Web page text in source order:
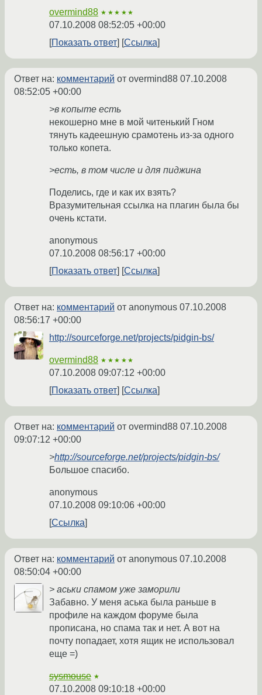
overmind88 ★★★★★
07.10.2008 08:52:05 +00:00
Показать ответ
Ссылка
Ответ на: комментарий от overmind88 07.10.2008
08:52:05 +00:00
>в копыте есть
некошерно мне в мой читенький Гном
тянуть кадеешную срамотень из-за одного
только копета.
>есть, в том числе и для пиджина
Поделись, где и как их взять?
Вразумительная ссылка на плагин была бы
очень кстати.
anonymous
07.10.2008 08:56:17 +00:00
Показать ответ
Ссылка
Ответ на: комментарий от anonymous 07.10.2008
08:56:17 +00:00
http://sourceforge.net/projects/pidgin-bs/
overmind88 ★★★★★
07.10.2008 09:07:12 +00:00
Показать ответ
Ссылка
Ответ на: комментарий от overmind88 07.10.2008
09:07:12 +00:00
>http://sourceforge.net/projects/pidgin-bs/
Большое спасибо.
anonymous
07.10.2008 09:10:06 +00:00
Ссылка
Ответ на: комментарий от anonymous 07.10.2008
08:50:04 +00:00
> аськи спамом уже заморили
Забавно. У меня аська была раньше в
профиле на каждом форуме была
прописана, но спама так и нет. А вот на
почту попадает, хотя ящик не использовал
еще =)
sysmouse ★
07.10.2008 09:10:18 +00:00